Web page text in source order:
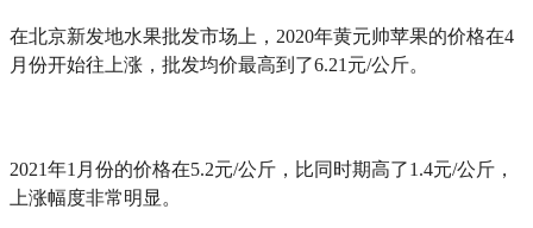
在北京新发地水果批发市场上，2020年黄元帅苹果的价格在4
月份开始往上涨，批发均价最高到了6.21元/公斤。
2021年1月份的价格在5.2元/公斤，比同时期高了1.4元/公斤，
上涨幅度非常明显。